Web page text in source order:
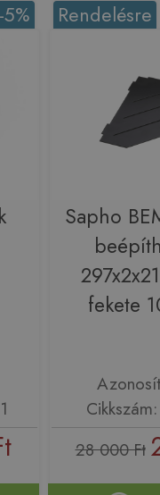
-5% Rendelésre
Sapho
fekete
28 000 Ft